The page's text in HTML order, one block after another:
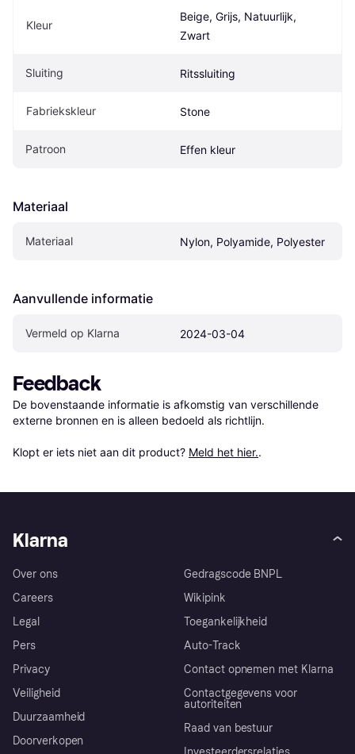
Kleur
Beige, Grijs, Natuurlijk,
Zwart
Sluiting Ritssluiting
Fabriekskleur Stone
Patroon Effen kleur
Materiaal
Materiaal Nylon, Polyamide, Polyester
Aanvullende informatie
Vermeld op Klarna 2024-03-04
Feedback
De bovenstaande informatie is afkomstig van verschillende
externe bronnen en is alleen bedoeld als richtlijn.
Klopt er iets niet aan dit product? Meld het hier..
Klarna
Over ons
Careers
Legal
Pers
Privacy
Veiligheid
Duurzaamheid
Doorverkopen
Gedragscode BNPL
Wikipink
Toegankelijkheid
Auto-Track
Contact opnemen met Klarna
Contactgegevens voor
autoriteiten
Raad van bestuur